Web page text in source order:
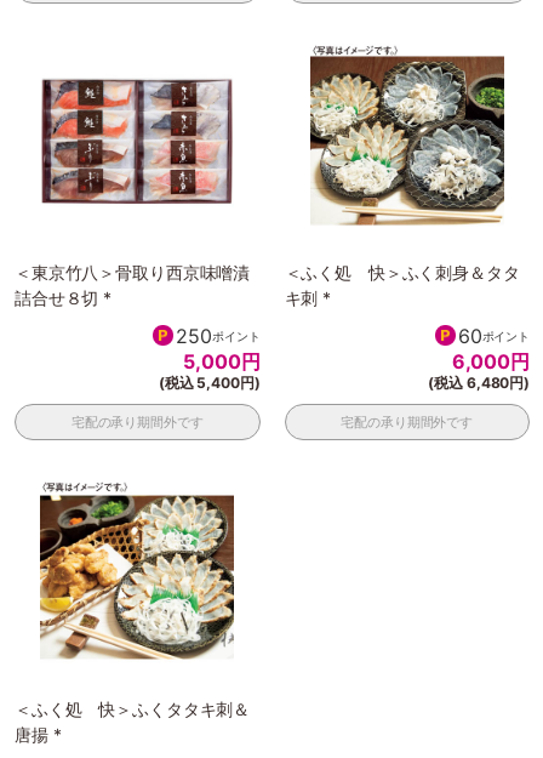
＜東京竹八＞骨取り西京味噌漬
詰合せ８切 *
250ポイント
5,000円
(税込 5,400円)
宅配の承り期間外です
＜ふく処 快＞ふく刺身＆タタ
キ刺 *
60ポイント
6,000円
(税込 6,480円)
宅配の承り期間外です
＜ふく処 快＞ふくタタキ刺＆
唐揚 *